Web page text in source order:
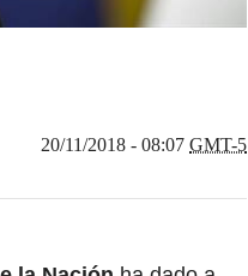
20/11/2018 - 08:07 GMT-5